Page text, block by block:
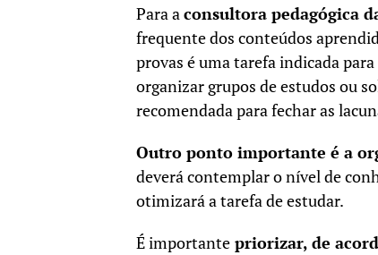
Para aconsultora pedagógica
frequente dos conteúdos
provas é uma tarefa indicada
organizar grupos de estudos ou
recomendada para fechar as
Outro ponto importante é a
deverá contemplar o nível de
otimizará a tarefa de estudar.
É importante priorizar, de